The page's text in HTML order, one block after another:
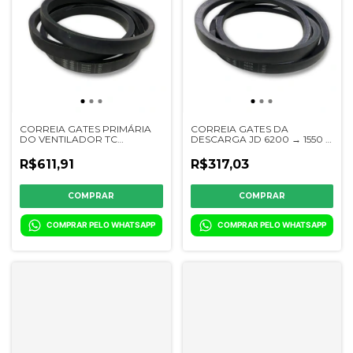
CORREIA GATES PRIMÁRIA
DO VENTILADOR TC
9515075
R$611,91
COMPRAR PELO WHATSAPP
CORREIA GATES DA
DESCARGA JD 6200 → 1550 -
R$317,03
COMPRAR PELO WHATSAPP